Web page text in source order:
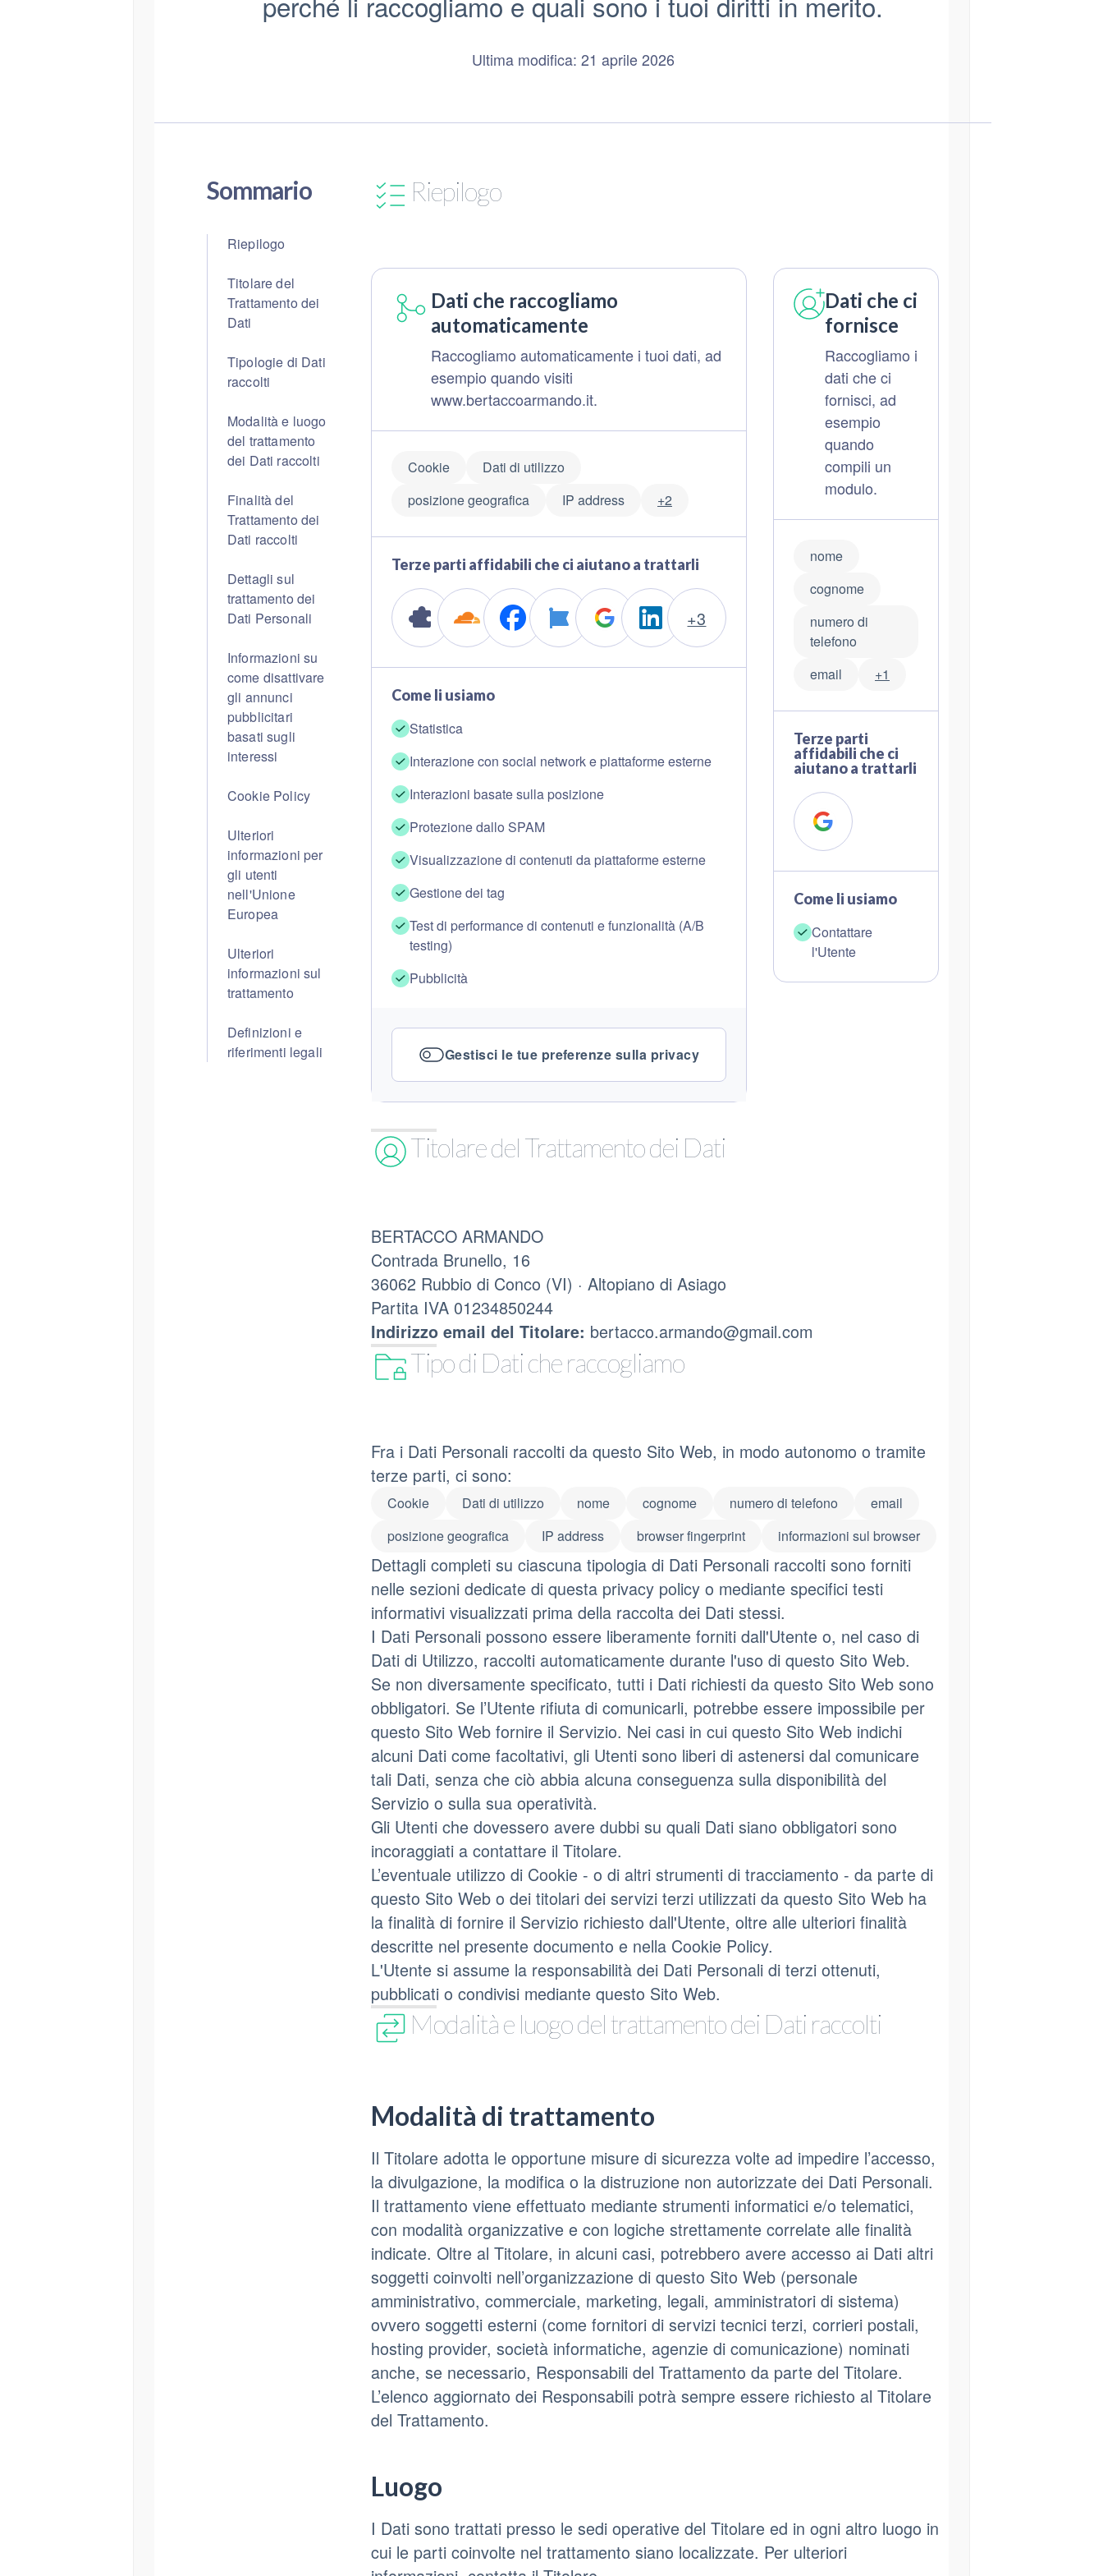
Ultima modifica: 21 aprile 2026
Sommario
Riepilogo
Titolare del
Trattamento dei
Dati
Tipologie di Dati
raccolti
Modalità e luogo
del trattamento
dei Dati raccolti
Finalità del
Trattamento dei
Dati raccolti
Dettagli sul
trattamento dei
Dati Personali
Informazioni su
come disattivare
gli annunci
pubblicitari
basati sugli
interessi
Cookie Policy
Ulteriori
informazioni per
gli utenti
nell'Unione
Europea
Ulteriori
informazioni sul
trattamento
Definizioni e
riferimenti legali
Riepilogo
Dati che raccogliamo
automaticamente
Raccogliamo automaticamente i tuoi dati, ad
esempio quando visiti
www.bertaccoarmando.it.
Cookie
Dati di utilizzo
posizione geografica
IP address +2
Terze parti affidabili che ci aiutano a trattarli
+3
Come li usiamo
Statistica
Interazione con social network e piattaforme esterne
Interazioni basate sulla posizione
Protezione dallo SPAM
Visualizzazione di contenuti da piattaforme esterne
Gestione dei tag
Test di performance di contenuti e funzionalità (A/B
testing)
Pubblicità
Gestisci le tue preferenze sulla privacy
Dati che ci
fornisce
Raccogliamo i
dati che ci
fornisci, ad
esempio
quando
compili un
modulo.
nome
cognome
numero di
telefono
email
+1
Terze parti
affidabili che ci
aiutano a trattarli
Come li usiamo
Contattare
l'Utente
Titolare del Trattamento dei Dati
BERTACCO ARMANDO
Contrada Brunello, 16
36062 Rubbio di Conco (VI) · Altopiano di Asiago
Partita IVA 01234850244
Indirizzo email del Titolare: bertacco.armando@gmail.com
Tipo di Dati che raccogliamo
Fra i Dati Personali raccolti da questo Sito Web, in modo autonomo o tramite
terze parti, ci sono:
Cookie Dati di utilizzo nome cognome numero di telefono
email
posizione geografica
IP address browser fingerprint informazioni sul browser
Dettagli completi su ciascuna tipologia di Dati Personali raccolti sono forniti
nelle sezioni dedicate di questa privacy policy o mediante specifici testi
informativi visualizzati prima della raccolta dei Dati stessi.
I Dati Personali possono essere liberamente forniti dall'Utente o, nel caso di
Dati di Utilizzo, raccolti automaticamente durante l'uso di questo Sito Web.
Se non diversamente specificato, tutti i Dati richiesti da questo Sito Web sono
obbligatori. Se l’Utente rifiuta di comunicarli, potrebbe essere impossibile per
questo Sito Web fornire il Servizio. Nei casi in cui questo Sito Web indichi
alcuni Dati come facoltativi, gli Utenti sono liberi di astenersi dal comunicare
tali Dati, senza che ciò abbia alcuna conseguenza sulla disponibilità del
Servizio o sulla sua operatività.
Gli Utenti che dovessero avere dubbi su quali Dati siano obbligatori sono
incoraggiati a contattare il Titolare.
L’eventuale utilizzo di Cookie - o di altri strumenti di tracciamento - da parte di
questo Sito Web o dei titolari dei servizi terzi utilizzati da questo Sito Web ha
la finalità di fornire il Servizio richiesto dall'Utente, oltre alle ulteriori finalità
descritte nel presente documento e nella Cookie Policy.
L'Utente si assume la responsabilità dei Dati Personali di terzi ottenuti,
pubblicati o condivisi mediante questo Sito Web.
Modalità e luogo del trattamento dei Dati raccolti
Modalità di trattamento
Il Titolare adotta le opportune misure di sicurezza volte ad impedire l’accesso,
la divulgazione, la modifica o la distruzione non autorizzate dei Dati Personali.
Il trattamento viene effettuato mediante strumenti informatici e/o telematici,
con modalità organizzative e con logiche strettamente correlate alle finalità
indicate. Oltre al Titolare, in alcuni casi, potrebbero avere accesso ai Dati altri
soggetti coinvolti nell’organizzazione di questo Sito Web (personale
amministrativo, commerciale, marketing, legali, amministratori di sistema)
ovvero soggetti esterni (come fornitori di servizi tecnici terzi, corrieri postali,
hosting provider, società informatiche, agenzie di comunicazione) nominati
anche, se necessario, Responsabili del Trattamento da parte del Titolare.
L’elenco aggiornato dei Responsabili potrà sempre essere richiesto al Titolare
del Trattamento.
Luogo
I Dati sono trattati presso le sedi operative del Titolare ed in ogni altro luogo in
cui le parti coinvolte nel trattamento siano localizzate. Per ulteriori